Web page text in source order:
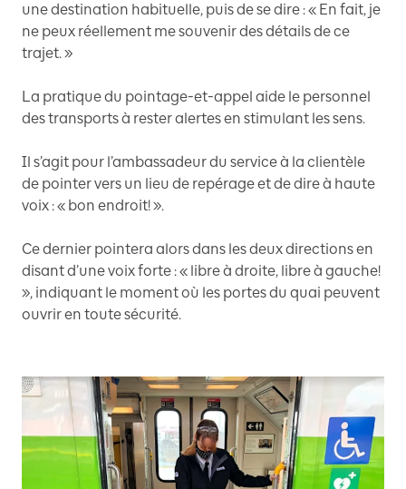
une destination habituelle, puis de se dire : « En fait, je
ne peux réellement me souvenir des détails de ce
trajet. »
La pratique du pointage-et-appel aide le personnel
des transports à rester alertes en stimulant les sens.
Il s’agit pour l’ambassadeur du service à la clientèle
de pointer vers un lieu de repérage et de dire à haute
voix : « bon endroit! ».
Ce dernier pointera alors dans les deux directions en
disant d’une voix forte : « libre à droite, libre à gauche!
», indiquant le moment où les portes du quai peuvent
ouvrir en toute sécurité.